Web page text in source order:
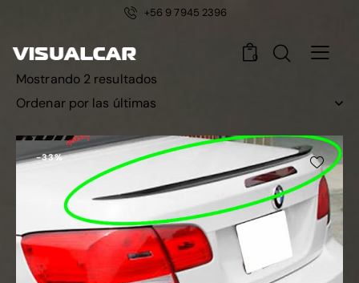
+56 9 7945 2396
0
Mostrando 2 resultados
-33%